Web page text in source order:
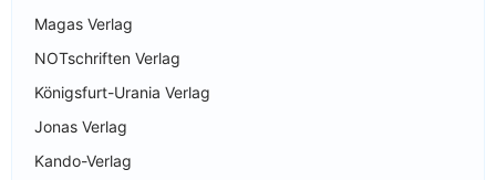
Magas Verlag
NOTschriften Verlag
Königsfurt-Urania Verlag
Jonas Verlag
Kando-Verlag